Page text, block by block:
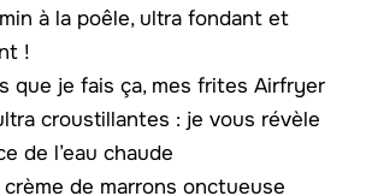
à la poêle, ultra fondant et
!
que je fais ça, mes frites Airfryer
croustillantes : je vous révèle
de l’eau chaude
de marrons onctueuse